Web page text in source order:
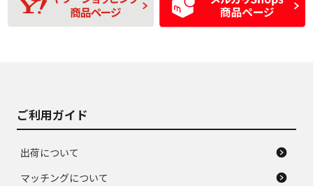
品
間使用できるくらい
の中古品
ご利用ガイド
出荷について
マッチングについて